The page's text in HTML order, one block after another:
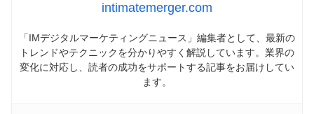
intimatemerger.com
「IMデジタルマーケティングニュース」編集者として、最新の
トレンドやテクニックを分かりやすく解説しています。業界の
変化に対応し、読者の成功をサポートする記事をお届けしてい
ます。